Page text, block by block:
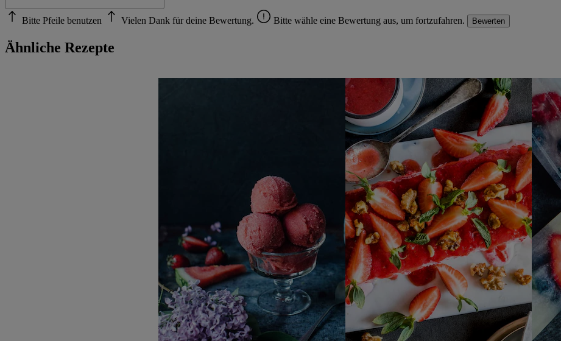
Bitte Pfeile benutzen Vielen Dank für deine Bewertung. Bitte wähle eine Bewertung aus, um fortzufahren. Bewerten
Ähnliche Rezepte